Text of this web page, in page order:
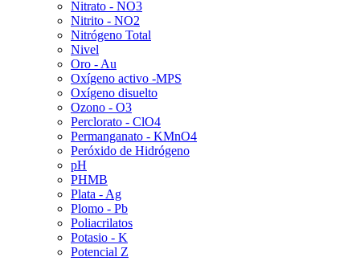
Nitrato - NO3
Nitrito - NO2
Nitrógeno Total
Nivel
Oro - Au
Oxígeno activo -MPS
Oxígeno disuelto
Ozono - O3
Perclorato - ClO4
Permanganato - KMnO4
Peróxido de Hidrógeno
pH
PHMB
Plata - Ag
Plomo - Pb
Poliacrilatos
Potasio - K
Potencial Z